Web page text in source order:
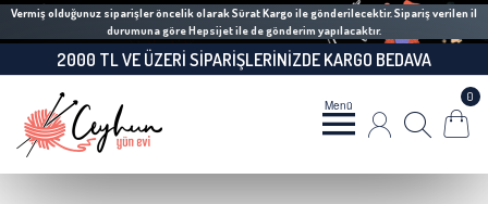
Vermiş olduğunuz siparişler öncelik olarak Sürat Kargo ile gönderilecektir. Sipariş verilen il
durumuna göre Hepsijet ile de gönderim yapılacaktır.
2000 TL VE ÜZERI SIPARIŞLERINIZDE KARGO BEDAVA
0